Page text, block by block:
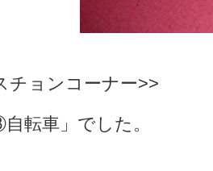
ョンコーナー>>
転車」でした。